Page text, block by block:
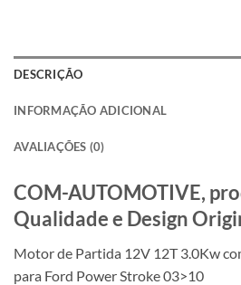
DESCRIÇÃO
INFORMAÇÃO ADICIONAL
AVALIAÇÕES (0)
COM-AUTOMOTIVE,
Qualidade e Design
Motor de Partida 12V 12T 3.0Kw
para Ford Power Stroke 03>10